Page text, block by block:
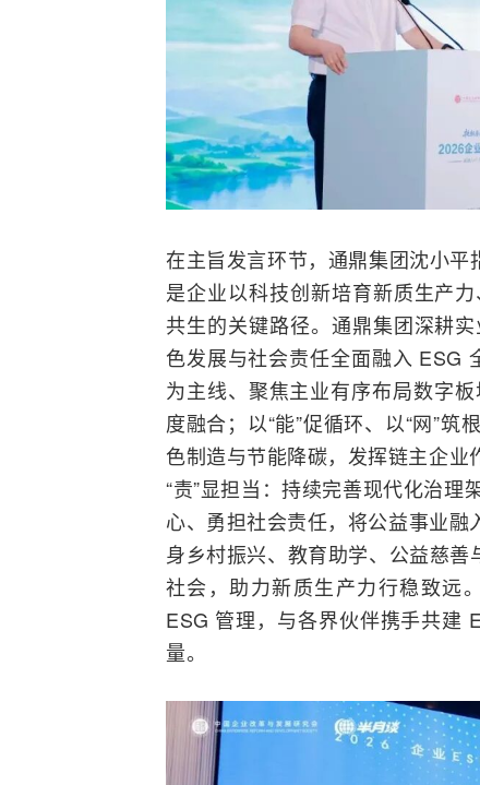
在主旨发言环节，通鼎集团沈小平
是企业以科技创新培育新质生产
共生的关键路径。通鼎集团深耕
色发展与社会责任全面融入 ESG
为主线、聚焦主业有序布局数字
度融合；以“能”促循环、以“网”筑
色制造与节能降碳，发挥链主企业
“责”显担当：持续完善现代化治
心、勇担社会责任，将公益事业
身乡村振兴、教育助学、公益慈
社会，助力新质生产力行稳致远
ESG 管理，与各界伙伴携手共建
量。